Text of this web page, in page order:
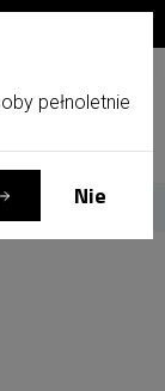
Koszyk (0)
pełnoletnie
Nie